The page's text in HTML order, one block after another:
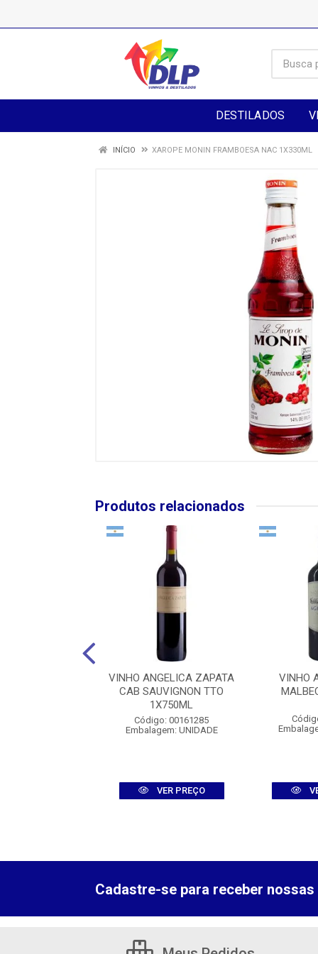
DESTILADOS
INÍCIO XAROPE MONIN FRAMBOESA NAC 1X330ML
Produtos relacionados
VINHO ANGELICA ZAPATA
CAB SAUVIGNON TTO
1X750ML
Código: 00161285
Embalagem: UNIDADE
VER PREÇO
VINHO
Cadastre-se para receber